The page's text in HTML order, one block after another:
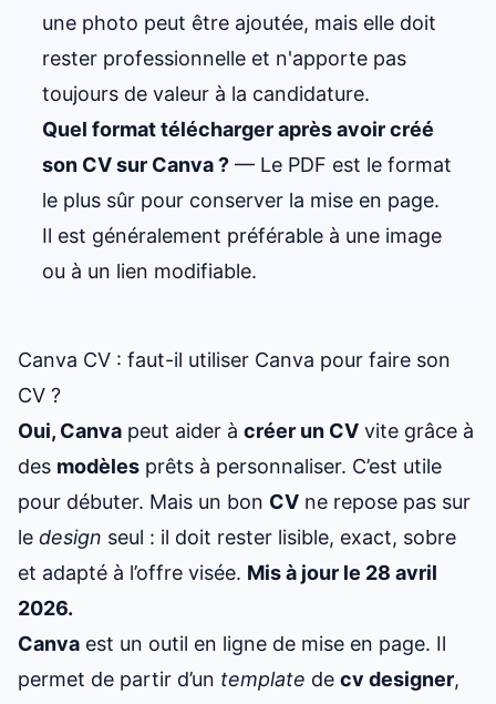
une photo peut être ajoutée, mais elle doit
rester professionnelle et n'apporte pas
toujours de valeur à la candidature.
Quel format télécharger après avoir créé
son CV sur Canva ? — Le PDF est le format
le plus sûr pour conserver la mise en page.
Il est généralement préférable à une image
ou à un lien modifiable.
Canva CV : faut-il utiliser Canva pour faire son
CV ?
Oui, Canva peut aider à créer un CV vite grâce à
des modèles prêts à personnaliser. C’est utile
pour débuter. Mais un bon CV ne repose pas sur
le design seul : il doit rester lisible, exact, sobre
et adapté à l’offre visée. Mis à jour le 28 avril
2026.
Canva est un outil en ligne de mise en page. Il
permet de partir d’un template de cv designer,